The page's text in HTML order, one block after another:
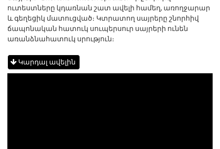
ուտեստները կդառնան շատ ավելի համեղ, առողջարար
և գեղեցիկ մատուցված։ Կտրատող սայրերը շնորհիվ
ճապոնական հատուկ սուպերսուր սայրերի ունեն
առանձնահատուկ սրություն։
Կարդալ ավելին